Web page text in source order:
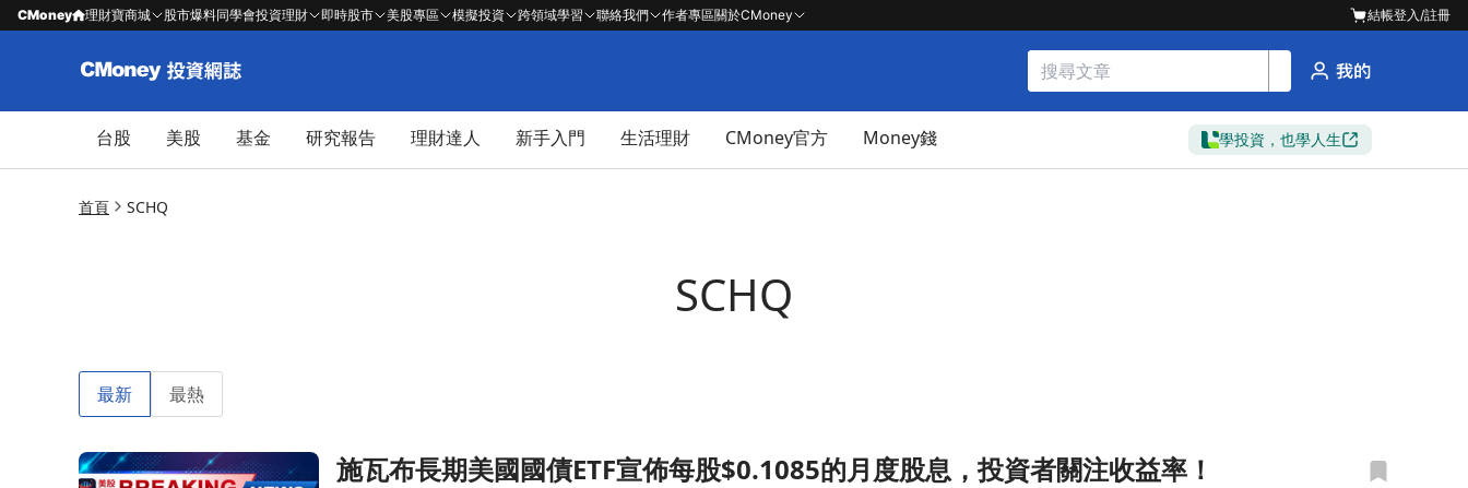
CMoney 理財寶商城 股市爆料同學會投資理財 即時股市 美股專區 模擬投資 跨領域學習 聯絡我們 作者專區關於CMoney 結帳登入/註冊
台股 美股 基金 研究報告 理財達人 新手入門 生活理財 CMoney官方 Money錢 學投資，也學人生
首頁 SCHQ
SCHQ
最新 最熱
前往施瓦布長期美國國債ETF宣佈每股$0.1085的月度股息，投資者關注收益率！文章頁
施瓦布長期美國國債ETF宣佈每股$0.1085的月度股息，投資者關注收益率！